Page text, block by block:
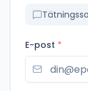
E-post *